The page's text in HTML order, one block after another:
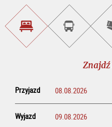
Znajdź
noclegi
Rezerwacja
wycieczek
Przyjazd
Wyjazd